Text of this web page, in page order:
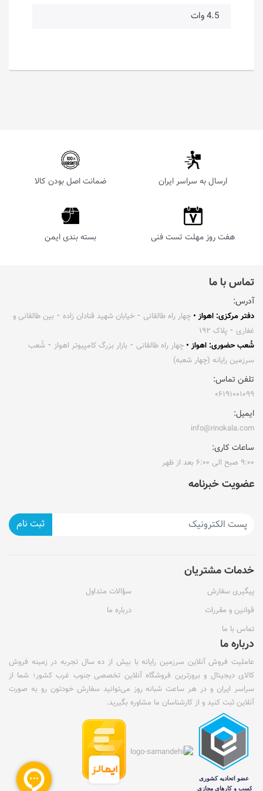
4.5 وات
ارسال به سراسر ایران ضمانت اصل بودن کالا
هفت روز مهلت تست فنی بسته بندی ایمن
تماس با ما
آدرس:
دفتر مرکزی: اهواز • چهار راه طالقانی ⁃ خیابان شهید قنادان زاده ⁃ بین طالقانی و
غفاری ⁃ پلاک ۱۹۲
شُعب حضوری: اهواز • چهار راه طالقانی ⁃ بازار بزرگ کامپیوتر اهواز ⁃ شُعب
سرزمین رایانه (چهار شعبه)
تلفن تماس:
۰۶۱۹۱۰۰۱۰۹۹
ایمیل:
info@rinokala.com
ساعات کاری:
۹:۰۰ صبح الی ۶:۰۰ بعد از ظهر
عضویت خبرنامه
ثبت نام
خدمات مشتریان
پیگیری سفارش
سؤالات متداول
قوانین و مقررات
درباره ما
تماس با ما
درباره ما
عاملیت فروش آنلاین سرزمین رایانه با بیش از ده سال تجربه در زمینه فروش
کالای دیجیتال و بروزترین فروشگاه آنلاین تخصصی جنوب غرب کشور؛ شما از
سراسر ایران و در هر ساعت شبانه روز می‌توانید سفارش خودتون رو به صورت
آنلاین ثبت کنید و از کارشناسان ما مشاوره بگیرید.